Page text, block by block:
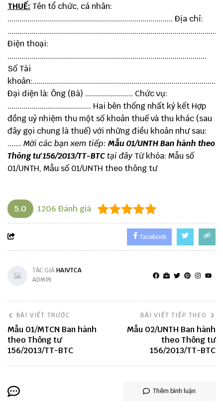
THUẾ: Tên tổ chức, cá nhân:
................................................................................... Địa chỉ:
.........................................................................................................
Điện thoại:
....................................................................................................
Số Tài
khoản:................................................................................................
Đại diện là: Ông (Bà) ........................ Chức vụ:
.......................................... Hai bên thống nhất ký kết Hợp
đồng uỷ nhiệm thu một số khoản thuế và thu khác (sau
đây gọi chung là thuế) với những điều khoản như sau:
....... Mời các bạn xem tiếp: Mẫu 01/UNTH Ban hành theo
Thông tư 156/2013/TT-BTCtại đây Từ khóa: Mẫu số
01/UNTH, Mẫu số 01/UNTH theo thông tư
5.0 1206 Đánh giá
facebook
TÁC GIẢHAIVTCA
ADMIN
BÀI VIẾT TRƯỚC
Mẫu 01/MTCN Ban hành
theo Thông tư
156/2013/TT-BTC
BÀI VIẾT TIẾP THEO
Mẫu 02/UNTH Ban hành
theo Thông tư
156/2013/TT-BTC
Thêm bình luận